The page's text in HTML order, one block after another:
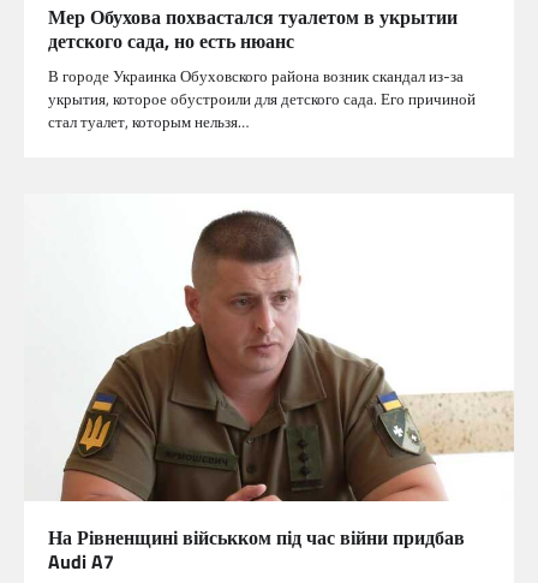
Мер Обухова похвастался туалетом в укрытии
детского сада, но есть нюанс
В городе Украинка Обуховского района возник скандал из-за
укрытия, которое обустроили для детского сада. Его причиной
стал туалет, которым нельзя…
На Рівненщині військком під час війни придбав
Audi A7